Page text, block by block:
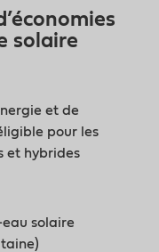
solaire
et de
pour les
et hybrides
solaire